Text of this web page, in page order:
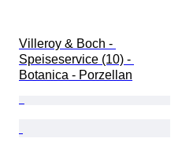
Villeroy & Boch -
Speiseservice (10) -
Botanica - Porzellan